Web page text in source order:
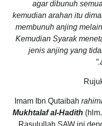
agar dibunuh
kemudian arahan itu
membunuh anjing
Kemudian Syarak
jenis anjing yang
Imam Ibn Qutaibah
Mukhtalaf al-Hadith